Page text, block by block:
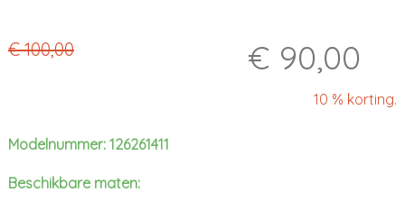
€ 100,00 € 90,00
10 % korting.
Modelnummer: 126261411
Beschikbare maten: